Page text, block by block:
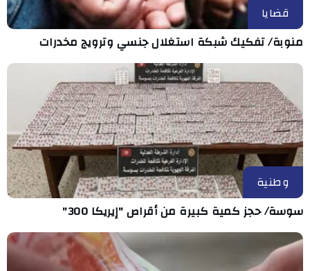
قضايا
منوبة/ تفكيك شبكة استغلال جنسي وترويج مخدرات
وطنية
سوسة/ حجز كمية كبيرة من أقراص "إيريكا 300"